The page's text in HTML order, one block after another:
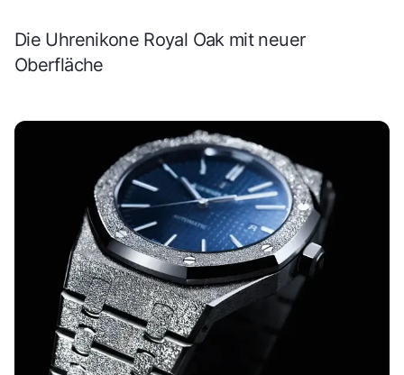
Die Uhrenikone Royal Oak mit neuer
Oberfläche